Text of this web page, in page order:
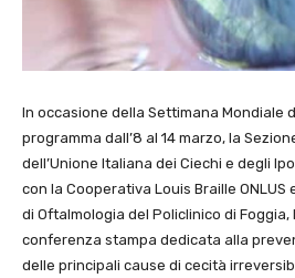
In occasione della Settimana Mondiale
programma dall’8 al 14 marzo, la
dell’Unione Italiana dei Ciechi e degli
con la Cooperativa Louis Braille
di Oftalmologia del Policlinico di
conferenza stampa dedicata alla
delle principali cause di cecità